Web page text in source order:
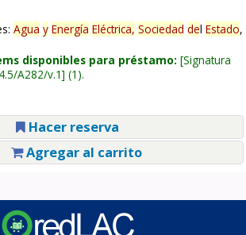
Agua y Energía Eléctrica, Sociedad del Estado,
disponibles para préstamo: Signatura
A282/v.1 (1).
Hacer reserva
Agregar al carrito